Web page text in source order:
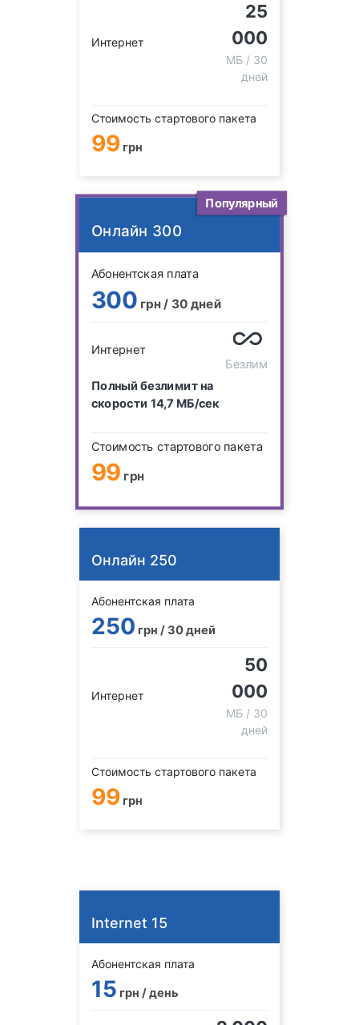
Интернет
25
000
МБ / 30
дней
Стоимость стартового пакета
99 грн
Популярный
Онлайн 300
Абонентская плата
300 грн / 30 дней
Интернет
Безлим
Полный безлимит на
скорости 14,7 МБ/сек
Стоимость стартового пакета
99 грн
Онлайн 250
Абонентская плата
250 грн / 30 дней
Интернет
50
000
МБ / 30
дней
Стоимость стартового пакета
99 грн
Internet 15
Абонентская плата
15 грн / день